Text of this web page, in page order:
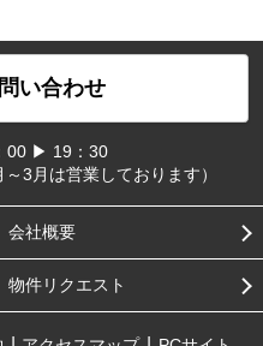
い合わせ
00 ▶ 19：30
～3月は営業しております）
会社概要
物件リクエスト